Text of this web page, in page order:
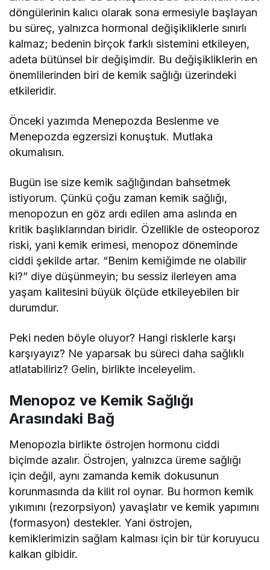
döngülerinin kalıcı olarak sona ermesiyle başlayan
bu süreç, yalnızca hormonal değişikliklerle sınırlı
kalmaz; bedenin birçok farklı sistemini etkileyen,
adeta bütünsel bir değişimdir. Bu değişikliklerin en
önemlilerinden biri de kemik sağlığı üzerindeki
etkileridir.
Önceki yazımda Menepozda Beslenme ve
Menepozda egzersizi konuştuk. Mutlaka
okumalısın.
Bugün ise size kemik sağlığından bahsetmek
istiyorum. Çünkü çoğu zaman kemik sağlığı,
menopozun en göz ardı edilen ama aslında en
kritik başlıklarından biridir. Özellikle de osteoporoz
riski, yani kemik erimesi, menopoz döneminde
ciddi şekilde artar. “Benim kemiğimde ne olabilir
ki?” diye düşünmeyin; bu sessiz ilerleyen ama
yaşam kalitesini büyük ölçüde etkileyebilen bir
durumdur.
Peki neden böyle oluyor? Hangi risklerle karşı
karşıyayız? Ne yaparsak bu süreci daha sağlıklı
atlatabiliriz? Gelin, birlikte inceleyelim.
Menopoz ve Kemik Sağlığı
Arasındaki Bağ
Menopozla birlikte östrojen hormonu ciddi
biçimde azalır. Östrojen, yalnızca üreme sağlığı
için değil, aynı zamanda kemik dokusunun
korunmasında da kilit rol oynar. Bu hormon kemik
yıkımını (rezorpsiyon) yavaşlatır ve kemik yapımını
(formasyon) destekler. Yani östrojen,
kemiklerimizin sağlam kalması için bir tür koruyucu
kalkan gibidir.